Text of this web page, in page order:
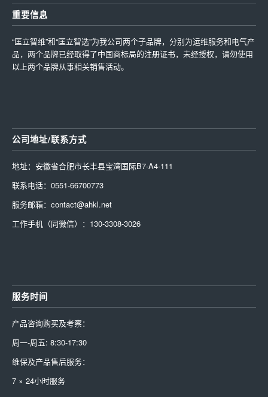
重要信息
“匡立智维”和“匡立智选”为我公司两个子品牌，分别为运维服务和电气产
品，两个品牌已经取得了中国商标局的注册证书，未经授权，请勿使用
以上两个品牌从事相关销售活动。
公司地址/联系方式
地址：安徽省合肥市长丰县宝湾国际B7-A4-111
联系电话：0551-66700773
服务邮箱：contact@ahkl.net
工作手机（同微信）：130-3308-3026
服务时间
产品咨询购买及考察：
周一-周五: 8:30-17:30
维保及产品售后服务：
7 × 24小时服务